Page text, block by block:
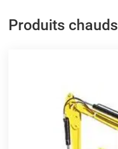
Produits chauds